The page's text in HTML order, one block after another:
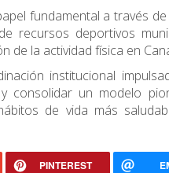
fundamental a través
recursos deportivos
de la actividad física en
institucional
consolidar un modelo
de vida más
PINTEREST